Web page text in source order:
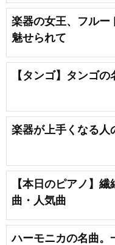
楽器の女王、フルー
魅せられて
【タンゴ】タンゴ
楽器が上手くなる人
【本日のピアノ】
曲・人気曲
ハーモニカの名曲。